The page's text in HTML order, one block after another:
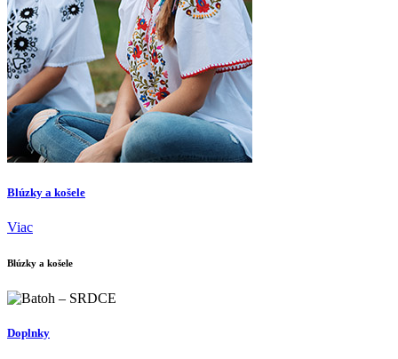
Blúzky a košele
Viac
Blúzky a košele
Doplnky